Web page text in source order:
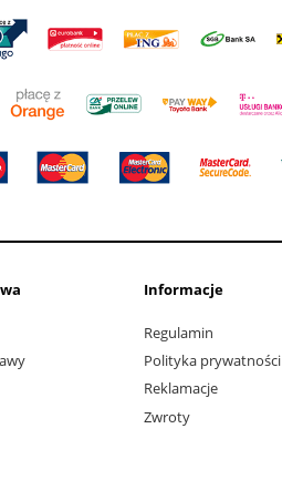
Informacje
Regulamin
Polityka prywatności
Reklamacje
Zwroty